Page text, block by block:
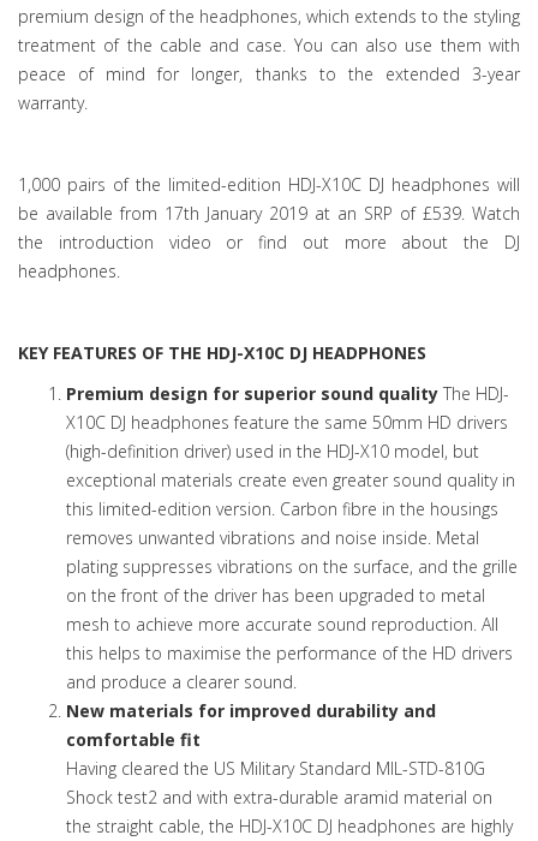
premium design of the headphones, which extends to the styling
treatment of the cable and case. You can also use them with
peace of mind for longer, thanks to the extended 3-year
warranty.
1,000 pairs of the limited-edition HDJ-X10C DJ headphones will
be available from 17th January 2019 at an SRP of £539. Watch
the introduction video or find out more about the DJ
headphones.
KEY FEATURES OF THE HDJ-X10C DJ HEADPHONES
Premium design for superior sound quality The HDJ-
X10C DJ headphones feature the same 50mm HD drivers
(high-definition driver) used in the HDJ-X10 model, but
exceptional materials create even greater sound quality in
this limited-edition version. Carbon fibre in the housings
removes unwanted vibrations and noise inside. Metal
plating suppresses vibrations on the surface, and the grille
on the front of the driver has been upgraded to metal
mesh to achieve more accurate sound reproduction. All
this helps to maximise the performance of the HD drivers
and produce a clearer sound.
New materials for improved durability and
comfortable fit
Having cleared the US Military Standard MIL-STD-810G
Shock test2 and with extra-durable aramid material on
the straight cable, the HDJ-X10C DJ headphones are highly